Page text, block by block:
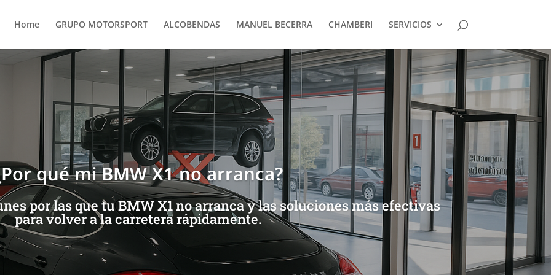
Home GRUPO MOTORSPORT ALCOBENDAS MANUEL BECERRA CHAMBERI SERVICIOS
qué mi BMW X1 no arranca?
por las que tu BMW X1 no arranca y las soluciones más efectivas
para volver a la carretera rápidamente.